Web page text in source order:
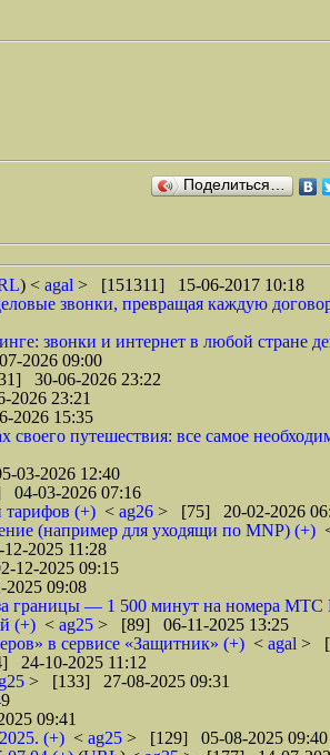
Поделиться…
) < agal > [151311] 15-06-2017 10:18
звонки, превращая каждую
звонки и интернет в любой стране
2026 09:00
30-06-2026 23:22
23:21
15:35
путешествия: все самое
2026 12:40
03-2026 07:16
тарифов (+) < ag26 > [75] 20-02-2026
(например для уходящи по MNP) (+)
2025 11:28
2025 09:15
09:08
границы — 1 500 минут на номера МТС
(+) < ag25 > [89] 06-11-2025 13:25
в сервисе «Защитник» (+) < agal >
24-10-2025 11:12
> [133] 27-08-2025 09:31
09:41
(+) < ag25 > [129] 05-08-2025 09:40